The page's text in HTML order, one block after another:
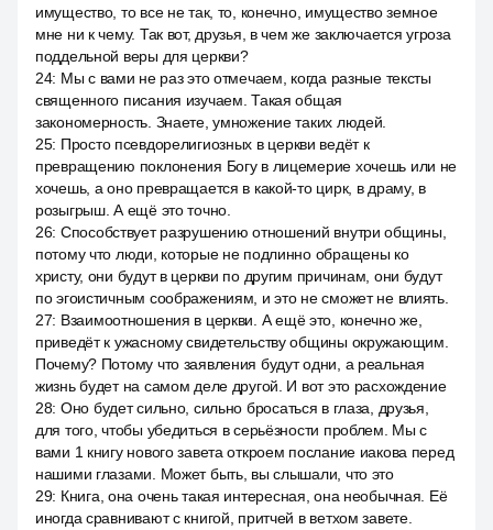
имущество, то все не так, то, конечно, имущество земное
мне ни к чему. Так вот, друзья, в чем же заключается угроза
поддельной веры для церкви?
24: Мы с вами не раз это отмечаем, когда разные тексты
священного писания изучаем. Такая общая
закономерность. Знаете, умножение таких людей.
25: Просто псевдорелигиозных в церкви ведёт к
превращению поклонения Богу в лицемерие хочешь или не
хочешь, а оно превращается в какой-то цирк, в драму, в
розыгрыш. А ещё это точно.
26: Способствует разрушению отношений внутри общины,
потому что люди, которые не подлинно обращены ко
христу, они будут в церкви по другим причинам, они будут
по эгоистичным соображениям, и это не сможет не влиять.
27: Взаимоотношения в церкви. А ещё это, конечно же,
приведёт к ужасному свидетельству общины окружающим.
Почему? Потому что заявления будут одни, а реальная
жизнь будет на самом деле другой. И вот это расхождение
28: Оно будет сильно, сильно бросаться в глаза, друзья,
для того, чтобы убедиться в серьёзности проблем. Мы с
вами 1 книгу нового завета откроем послание иакова перед
нашими глазами. Может быть, вы слышали, что это
29: Книга, она очень такая интересная, она необычная. Её
иногда сравнивают с книгой, притчей в ветхом завете.